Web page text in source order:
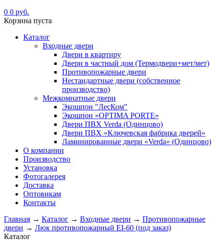
0 0 руб.
Корзина пуста
Каталог
Входные двери
Двери в квартиру
Двери в частный дом (Термодвери+мет/мет)
Противопожарные двери
Нестандартные двери (собственное
производство)
Межкомнатные двери
Экошпон "ЛесКом"
Экошпон «OPTIMA PORTE»
Двери ПВХ Verda (Одинцово)
Двери ПВХ «Ключевская фабрика дверей»
Ламинированные двери «Verda» (Одинцово)
О компании
Производство
Установка
Фотогалерея
Доставка
Оптовикам
Контакты
Главная → Каталог → Входные двери → Противопожарные
двери → Люк противопожарный EI-60 (под заказ)
Каталог